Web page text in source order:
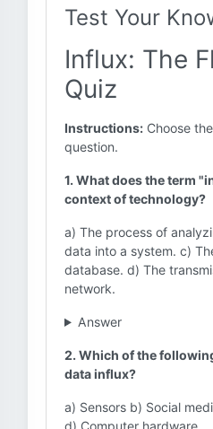
Test Your
Influx: The
Quiz
Instructions: Choose
question.
1. What does the term
context of technology?
a) The process of
data into a system. c)
database. d) The
network.
Answer
2. Which of the
data influx?
a) Sensors b) Social
d) Computer hardware